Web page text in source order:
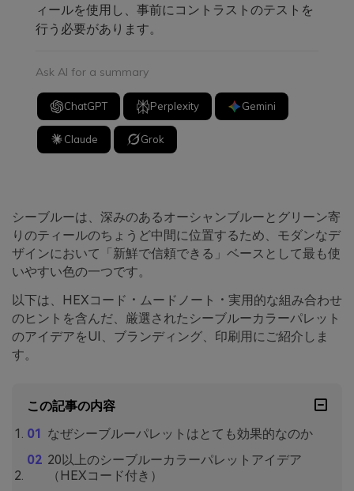
ィールを使用し、事前にコントラストのテストを
行う必要があります。
Ask AI for a summary
ChatGPT Perplexity Gemini
Claude Grok
シーブルーは、深みのあるオーシャンブルーとグリーン寄
りのティールのちょうど中間に位置するため、モダンなデ
ザインにおいて「新鮮で信頼できる」ベースとして最も使
いやすい色の一つです。
以下は、HEXコード・ムードノート・実用的な組み合わせ
のヒントを含んだ、厳選されたシーブルーカラーパレット
のアイデアをUI、ブランディング、印刷用にご紹介しま
す。
この記事の内容
なぜシーブルーパレットはとても効果的なのか
20以上のシーブルーカラーパレットアイデア
（HEXコード付き）